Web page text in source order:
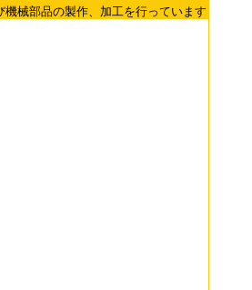
械部品の製作、加工を行っています